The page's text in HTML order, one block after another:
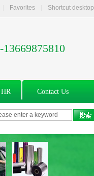
Favorites Shortcut desktop
13669875810
HR Contact Us